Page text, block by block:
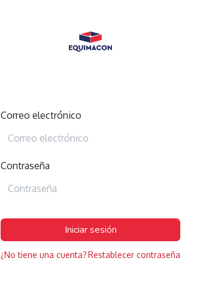
Correo electrónico
Contraseña
Iniciar sesión
¿No tiene una cuenta?Restablecer contraseña